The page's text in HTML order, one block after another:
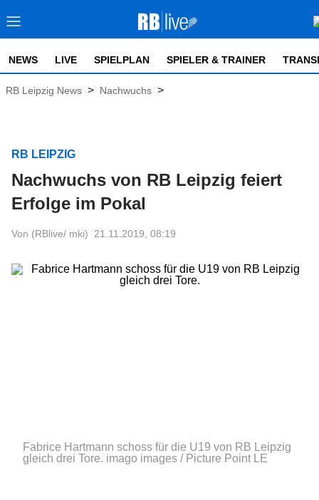
NEWS LIVE SPIELPLAN SPIELER & TRAINER
RB Leipzig News > Nachwuchs >
RB LEIPZIG
Nachwuchs von RB Leipzig feiert
Erfolge im Pokal
Von (RBlive/ mki) 21.11.2019, 08:19
Fabrice Hartmann schoss für die U19 von RB Leipzig
gleich drei Tore. imago images / Picture Point LE